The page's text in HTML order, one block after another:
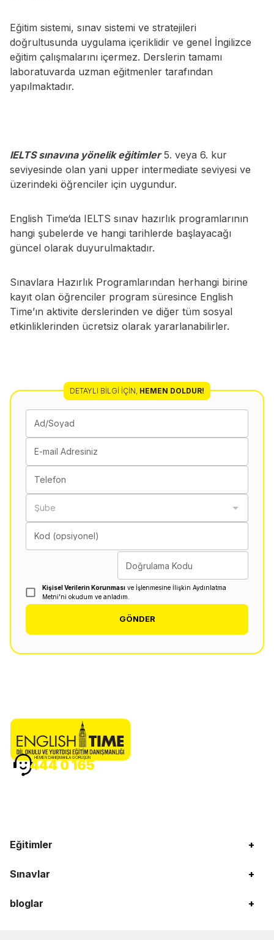
Eğitim sistemi, sınav sistemi ve stratejileri
doğrultusunda uygulama içeriklidir ve genel İngilizce
eğitim çalışmalarını içermez. Derslerin tamamı
laboratuvarda uzman eğitmenler tarafından
yapılmaktadır.
IELTS sınavına yönelik eğitimler5. veya 6. kur
seviyesinde olan yani upper intermediate seviyesi ve
üzerindeki öğrenciler için uygundur.
English Time‘da IELTS sınav hazırlık programlarının
hangi şubelerde ve hangi tarihlerde başlayacağı
güncel olarak duyurulmaktadır.
Sınavlara Hazırlık Programlarından herhangi birine
kayıt olan öğrenciler program süresince English
Time’ın aktivite derslerinden ve diğer tüm sosyal
etkinliklerinden ücretsiz olarak yararlanabilirler.
DETAYLI BILGI İÇIN HEMEN DOLDUR!
Ad/Soyad
E-mail Adresiniz
Telefon
Şube
Kod (opsiyonel)
Doğrulama Kodu
Kişisel Verilerin Korunması ve İşlenmesine İlişkin Aydınlatma
Metni'ni okudum ve anladım.
GÖNDER
Eğitimler +
Sınavlar +
bloglar +
HEMEN DANIŞMANLA GÖRÜŞÜN
444 0 165